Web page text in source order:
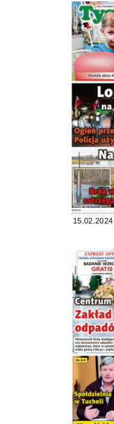
15.02.2024